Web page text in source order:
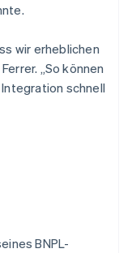
wir erheblichen
„So können
schnell
BNPL-